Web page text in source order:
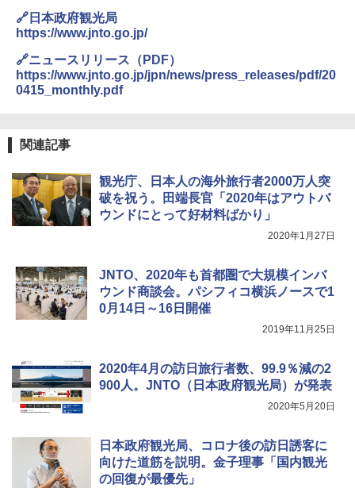
🔗日本政府観光局
https://www.jnto.go.jp/
🔗ニュースリリース（PDF）
https://www.jnto.go.jp/jpn/news/press_releases/pdf/20
0415_monthly.pdf
関連記事
観光庁、日本人の海外旅行者2000万人突
破を祝う。田端長官「2020年はアウトバ
ウンドにとって好材料ばかり」
2020年1月27日
JNTO、2020年も首都圏で大規模インバ
ウンド商談会。パシフィコ横浜ノースで1
0月14日～16日開催
2019年11月25日
2020年4月の訪日旅行者数、99.9％減の2
900人。JNTO（日本政府観光局）が発表
2020年5月20日
日本政府観光局、コロナ後の訪日誘客に
向けた道筋を説明。金子理事「国内観光
の回復が最優先」